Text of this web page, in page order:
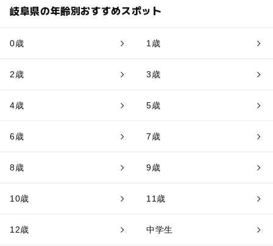
岐阜県の年齢別おすすめスポット
0歳 1歳
2歳 3歳
4歳 5歳
6歳 7歳
8歳 9歳
10歳 11歳
12歳 中学生